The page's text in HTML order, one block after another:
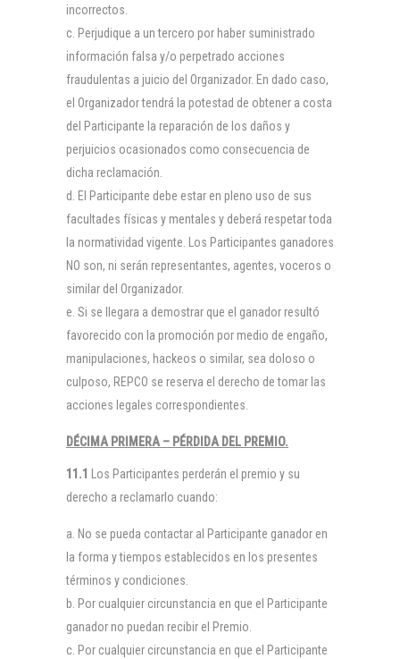
incorrectos.
Perjudique a un tercero por haber suministrado
información falsa y/o perpetrado acciones
fraudulentas a juicio del Organizador. En dado caso,
el Organizador tendrá la potestad de obtener a costa
del Participante la reparación de los daños y
perjuicios ocasionados como consecuencia de
dicha reclamación.
El Participante debe estar en pleno uso de sus
facultades físicas y mentales y deberá respetar toda
la normatividad vigente. Los Participantes ganadores
NO son, ni serán representantes, agentes, voceros o
similar del Organizador.
Si se llegara a demostrar que el ganador resultó
favorecido con la promoción por medio de engaño,
manipulaciones, hackeos o similar, sea doloso o
culposo, REPCO se reserva el derecho de tomar las
acciones legales correspondientes.
DÉCIMA PRIMERA – PÉRDIDA DEL PREMIO.
11.1
Los Participantes perderán el premio y su
derecho a reclamarlo cuando:
No se pueda contactar al Participante ganador en
la forma y tiempos establecidos en los presentes
términos y condiciones.
Por cualquier circunstancia en que el Participante
ganador no puedan recibir el Premio.
Por cualquier circunstancia en que el Participante